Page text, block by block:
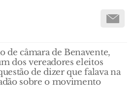
de câmara de Benavente,
dos vereadores eleitos
de dizer que falava na
sobre o movimento